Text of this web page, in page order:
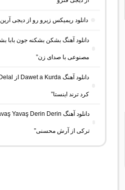
دانلود ریمیکس زیرو رو از دیجی
دانلود آهنگ بشکن بشکنه جون بابا
مصنوعی با صدای زن”
کرد ترند اینستا”
ترکی از آرش محسنی”